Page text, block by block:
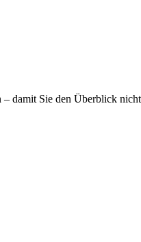
damit Sie den Überblick